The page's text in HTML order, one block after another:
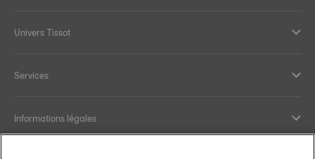
Univers Tissot
Services
Informations légales